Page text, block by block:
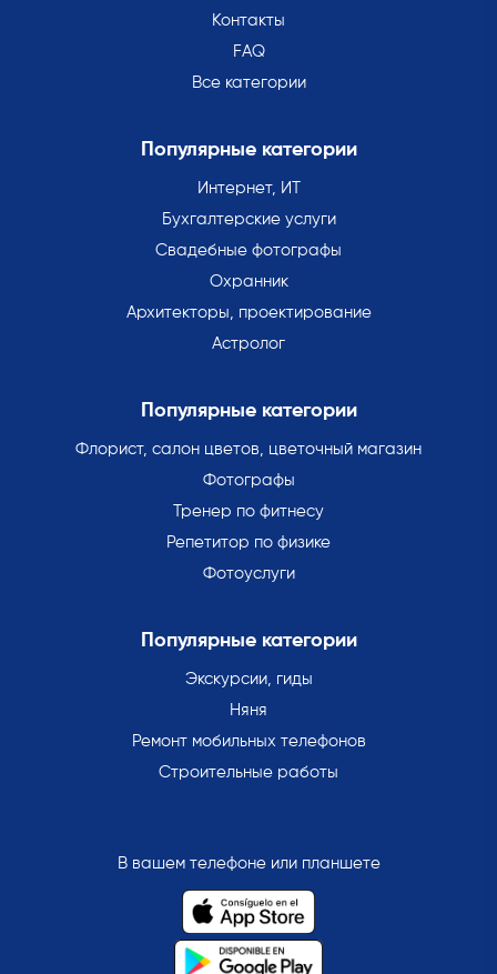
Контакты
FAQ
Все категории
Популярные категории
Интернет, ИТ
Бухгалтерские услуги
Свадебные фотографы
Охранник
Архитекторы, проектирование
Астролог
Популярные категории
Флорист, салон цветов, цветочный магазин
Фотографы
Тренер по фитнесу
Репетитор по физике
Фотоуслуги
Популярные категории
Экскурсии, гиды
Няня
Ремонт мобильных телефонов
Строительные работы
В вашем телефоне или планшете